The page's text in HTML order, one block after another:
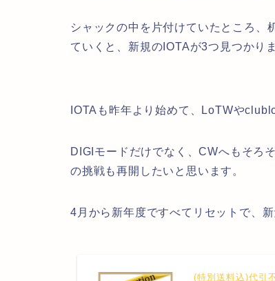
シャックの中を片付けていたところ、
ていくと、新規のIOTAが3つ見つかり
IOTAも昨年より始めて、LoTWや
DIGIモードだけでなく、CWへもそろ
の挑戦も再開したいと思います。
4月から新年度ですべてリセットで、新
(特別送料込)代引